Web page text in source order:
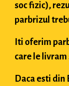
soc fizic),
parbrizul
Iti oferim
care le livram
Daca esti din